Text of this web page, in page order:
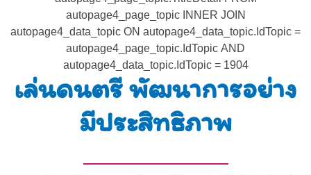
autopage4_page_topic INNER JOIN
autopage4_data_topic ON autopage4_data_topic.IdTopic =
autopage4_page_topic.IdTopic AND
autopage4_data_topic.IdTopic = 1904
เล่นดนตรี พัฒนาการอย่าง
มีประสิทธิภาพ